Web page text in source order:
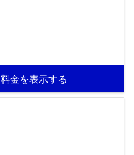
金を表示する